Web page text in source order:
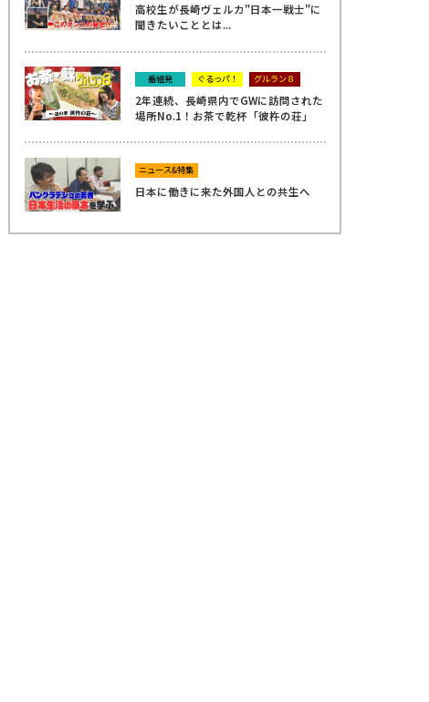
高校生が長崎ヴェルカ"日本一戦士"に
聞きたいこととは...
番組発 ぐるっパ！ グルラン８
2年連続、長崎県内でGWに訪問された
場所No.1！お茶で乾杯「彼杵の荘」
ニュース&特集
日本に働きに来た外国人との共生へ